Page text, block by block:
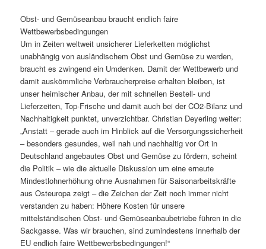
Obst- und Gemüseanbau braucht endlich faire
Wettbewerbsbedingungen
Um in Zeiten weltweit unsicherer Lieferketten möglichst
unabhängig von ausländischem Obst und Gemüse zu werden,
braucht es zwingend ein Umdenken. Damit der Wettbewerb und
damit auskömmliche Verbraucherpreise erhalten bleiben, ist
unser heimischer Anbau, der mit schnellen Bestell- und
Lieferzeiten, Top-Frische und damit auch bei der CO2-Bilanz und
Nachhaltigkeit punktet, unverzichtbar. Christian Deyerling weiter:
„Anstatt – gerade auch im Hinblick auf die Versorgungssicherheit
– besonders gesundes, weil nah und nachhaltig vor Ort in
Deutschland angebautes Obst und Gemüse zu fördern, scheint
die Politik – wie die aktuelle Diskussion um eine erneute
Mindestlohnerhöhung ohne Ausnahmen für Saisonarbeitskräfte
aus Osteuropa zeigt – die Zeichen der Zeit noch immer nicht
verstanden zu haben: Höhere Kosten für unsere
mittelständischen Obst- und Gemüseanbaubetriebe führen in die
Sackgasse. Was wir brauchen, sind zumindestens innerhalb der
EU endlich faire Wettbewerbsbedingungen!“